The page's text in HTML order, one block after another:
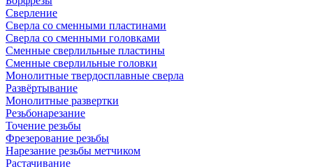
Сверление
Сверла со сменными пластинами
Сверла со сменными головками
Сменные сверлильные пластины
Сменные сверлильные головки
Монолитные твердосплавные сверла
Развёртывание
Монолитные развертки
Резьбонарезание
Точение резьбы
Фрезерование резьбы
Нарезание резьбы метчиком
Растачивание